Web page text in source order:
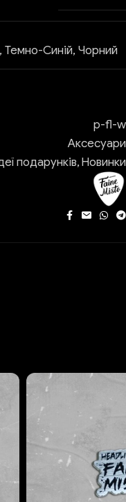
, Темно-Синій, Чорний
p-fl-w
Аксесуари
подарунків,Новинки